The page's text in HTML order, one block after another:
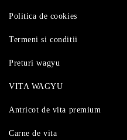
Politica de cookies
Termeni si conditii
Preturi wagyu
VITA WAGYU
Antricot de vita premium
Carne de vita